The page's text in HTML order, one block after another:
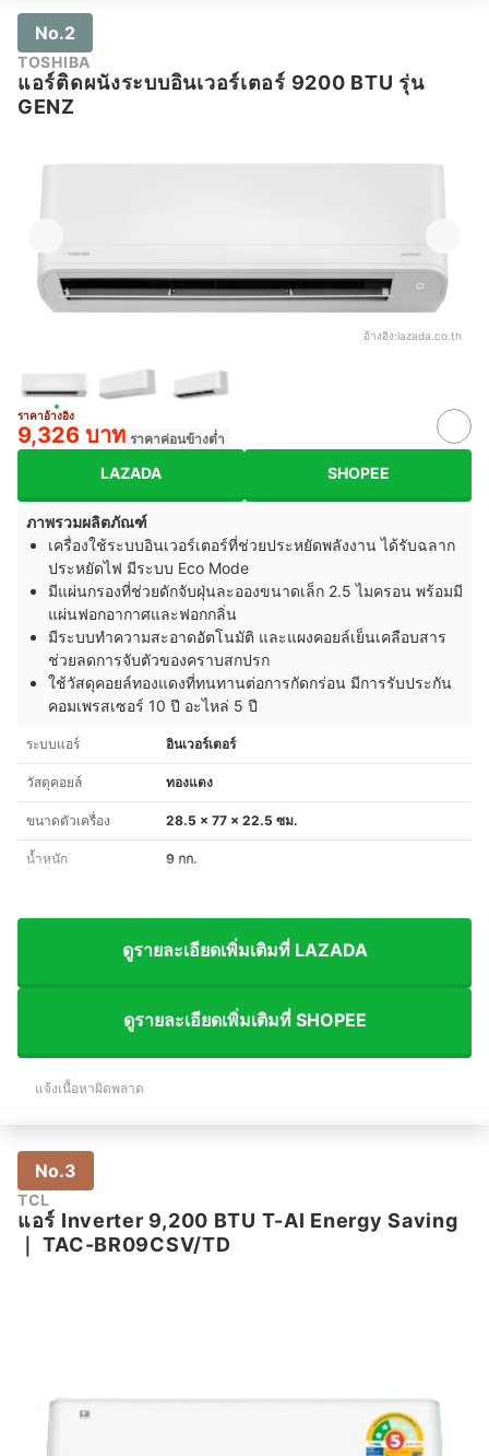
No.2
TOSHIBA
แอร์ติดผนังระบบอินเวอร์เตอร์ 9200 BTU รุ่น
GENZ
อ้างอิง:lazada.co.th
ราคาอ้างอิง
9,326 บาท ราคาค่อนข้างต่ำ
LAZADA SHOPEE
ภาพรวมผลิตภัณฑ์
เครื่องใช้ระบบอินเวอร์เตอร์ที่ช่วยประหยัดพลังงาน ได้รับฉลาก
ประหยัดไฟ มีระบบ Eco Mode
มีแผ่นกรองที่ช่วยดักจับฝุ่นละอองขนาดเล็ก 2.5 ไมครอน พร้อมมี
แผ่นฟอกอากาศและฟอกกลิ่น
มีระบบทำความสะอาดอัตโนมัติ และแผงคอยล์เย็นเคลือบสาร
ช่วยลดการจับตัวของคราบสกปรก
ใช้วัสดุคอยล์ทองแดงที่ทนทานต่อการกัดกร่อน มีการรับประกัน
คอมเพรสเซอร์ 10 ปี อะไหล่ 5 ปี
ระบบแอร์ อินเวอร์เตอร์
วัสดุคอยล์ ทองแดง
ขนาดตัวเครื่อง 28.5 x 77 x 22.5 ซม.
น้ำหนัก 9 กก.
ดูรายละเอียดเพิ่มเติมที่ LAZADA
ดูรายละเอียดเพิ่มเติมที่ SHOPEE
แจ้งเนื้อหาผิดพลาด
No.3
TCL
แอร์ Inverter 9,200 BTU T-AI Energy Saving
｜TAC-BR09CSV/TD